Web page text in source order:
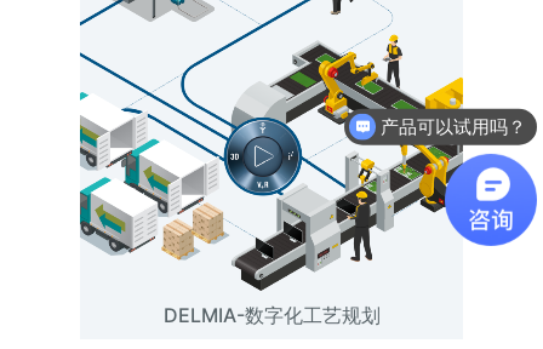
DELMIA-数字化工艺规划
产品可以试用吗？